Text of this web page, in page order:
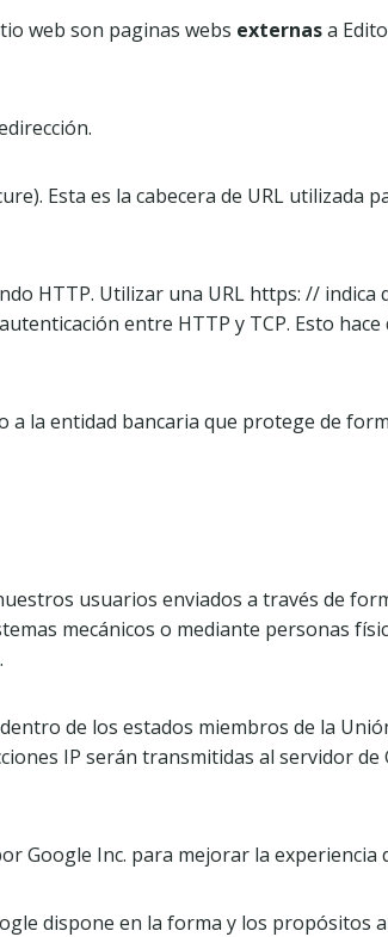
web son paginas webs externasa
Esta es la cabecera de URL utilizada
HTTP. Utilizar una URL https: // indica
entre HTTP y TCP. Esto hace
la entidad bancaria que protege de
usuarios enviados a través de
mecánicos o mediante personas
de los estados miembros de la
IP serán transmitidas al servidor de
Google Inc. para mejorar la experiencia
dispone en la forma y los propósitos